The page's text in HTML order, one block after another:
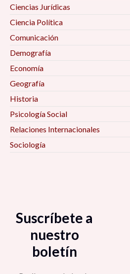
Coloquio «¿Por qué
teórico-metodológicas y
Conversatorio «Temas de
cara a las elecciones
4:00 pm
Mesa «Gestión de riesgos y
Regional de Gobernanza y
Ante el COVID-19 (ORGA):
4:30 pm
Ciencias Jurídicas
Ciencia Política
Comunicación
Demografía
Economía
Geografía
Historia
Psicología Social
Relaciones Internacionales
Sociología
Suscríbete a
nuestro
boletín